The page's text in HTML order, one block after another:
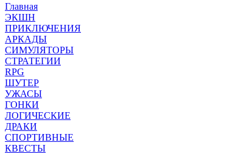
Главная
ЭКШН
ПРИКЛЮЧЕНИЯ
АРКАДЫ
СИМУЛЯТОРЫ
СТРАТЕГИИ
RPG
ШУТЕР
УЖАСЫ
ГОНКИ
ЛОГИЧЕСКИЕ
ДРАКИ
СПОРТИВНЫЕ
КВЕСТЫ